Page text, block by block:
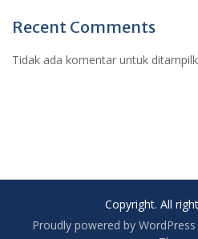
Recent Comments
Tidak ada komentar untuk
Copyright. All
Proudly powered by WordPress